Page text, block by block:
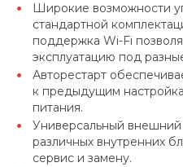
Широкие возможности
стандартной
поддержка Wi-Fi
эксплуатацию под
Авторестарт
к предыдущим
питания.
Универсальный
различных внутренних
сервис и замену.